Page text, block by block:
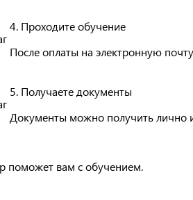
4. Проходите обучение
После оплаты на электронную
5. Получаете документы
Документы можно получить лично
поможет вам с обучением.